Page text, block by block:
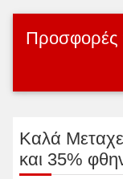
Προσφορές
Kαλά
και 35%